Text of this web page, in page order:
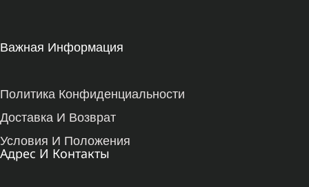
Важная Информация
Политика Конфиденциальности
Доставка И Возврат
Условия И Положения
Адрес И Контакты